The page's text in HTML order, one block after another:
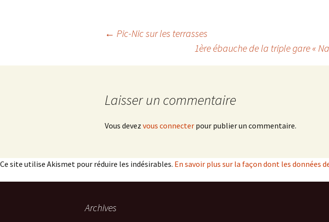
Navigation
des
← Pic-Nic sur les terrasses
1ère ébauche de la triple gare «
Laisser un commentaire
Vous devez vous connecter pour publier un commentaire.
Ce site utilise Akismet pour réduire les indésirables. En savoir plus sur la façon dont les données
Archives